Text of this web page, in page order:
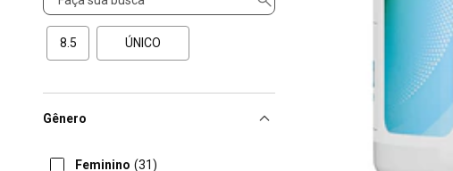
8.5 ÚNICO
Gênero
Feminino (31)